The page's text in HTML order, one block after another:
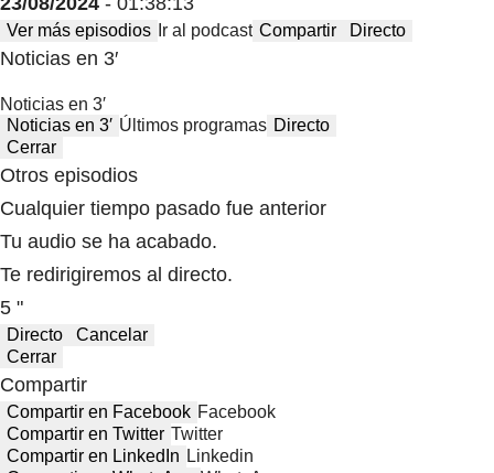
Ver más episodios Ir al podcast Compartir Directo
Noticias en 3′
Noticias en 3′
Noticias en 3′ Últimos programas Directo
Cerrar
Otros episodios
Cualquier tiempo pasado fue anterior
Tu audio se ha acabado.
Te redirigiremos al directo.
5 "
Directo
Cancelar
Cerrar
Compartir
Compartir en Facebook Facebook
Compartir en Twitter Twitter
Compartir en LinkedIn Linkedin